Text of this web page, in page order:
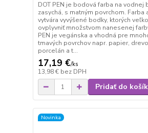
DOT PEN je bodová farba na vodnej
zasychá, s matným povrchom. Farba
vytvára vyvýšené bodky, ktorých
ovplyvniť množstvom nanesenej
PEN je vegánska a vhodná pre
tmavých povrchov napr. papier,
porcelán a t...
17,19 €/ks
13,98 € bez DPH
Pridať do
Novinka